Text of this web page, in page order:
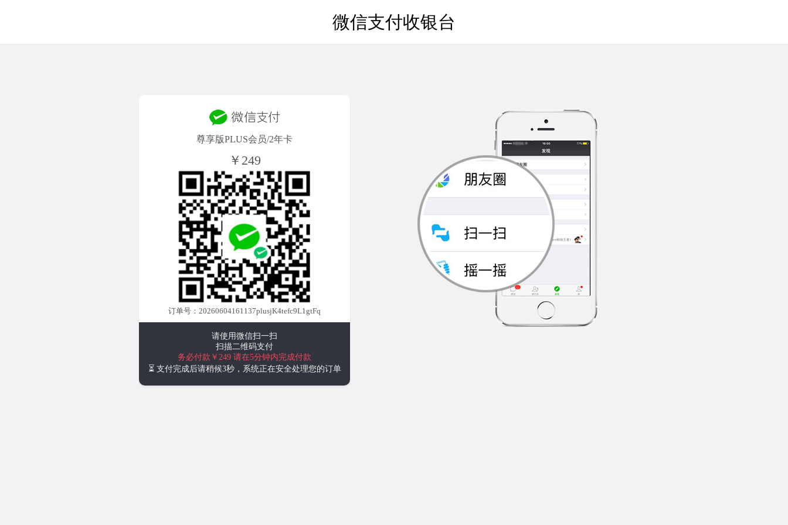
微信支付收银台
尊享版PLUS会员/2年卡
￥249
订单号：20260604161137plusjK4tefc9L1gtFq
请使用微信扫一扫
扫描二维码支付
务必付款￥249 请在5分钟内完成付款
⏳ 支付完成后请稍候3秒，系统正在安全处理您的订单